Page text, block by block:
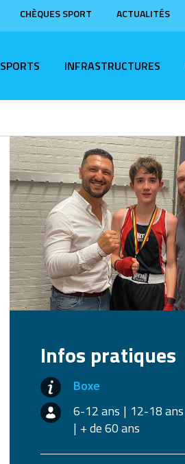
CHÈQUES SPORT ACTUALITÉS
SPORTS INFRASTRUCTURES
Infos pratiques
Boxe
6-12 ans
12-18 ans
+ de 60 ans